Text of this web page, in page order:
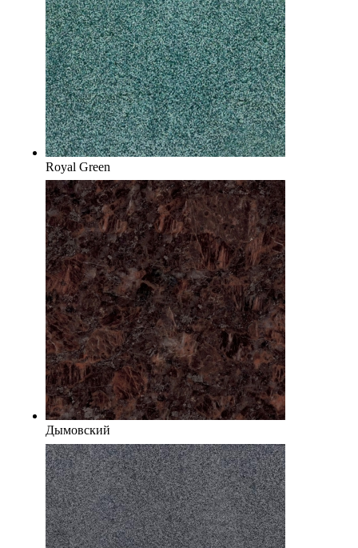
Royal Green
Дымовский